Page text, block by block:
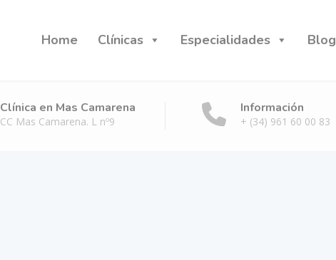
Home Clínicas Especialidades Blog
Clínica en Mas Camarena
CC Mas Camarena. L nº9
Información
+ (34) 961 60 00 83